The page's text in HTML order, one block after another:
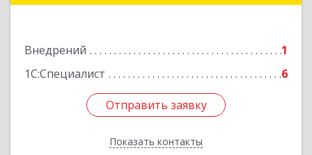
Внедрений
1
1С:Специалист
6
Отправить заявку
Показать контакты
Отправить заявку
Назад